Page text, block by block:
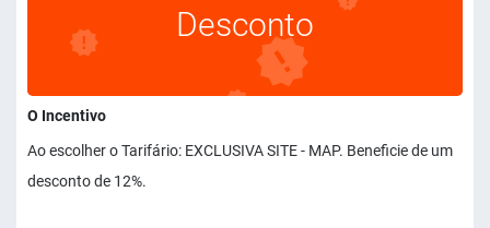
Desconto
O Incentivo
Ao escolher o Tarifário: EXCLUSIVA SITE - MAP. Beneficie de um
desconto de 12%.